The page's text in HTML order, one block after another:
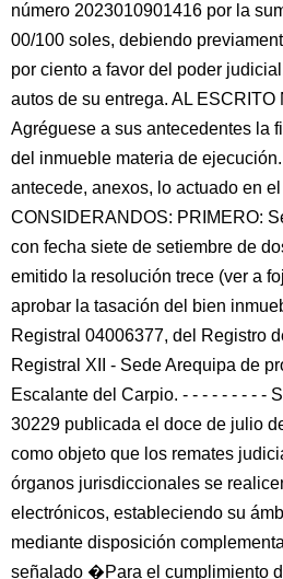
número 2023010901416 por la
00/100 soles, debiendo
por ciento a favor del poder
autos de su entrega. AL ESCRITO
Agréguese a sus antecedentes la
del inmueble materia de
antecede, anexos, lo actuado en
CONSIDERANDOS: PRIMERO:
con fecha siete de setiembre de
emitido la resolución trece (ver a
aprobar la tasación del bien
Registral 04006377, del Registro
Registral XII - Sede Arequipa de
Escalante del Carpio. - - - - - - - - -
30229 publicada el doce de julio
como objeto que los remates
órganos jurisdiccionales se
electrónicos, estableciendo su
mediante disposición
señalado �Para el cumplimiento